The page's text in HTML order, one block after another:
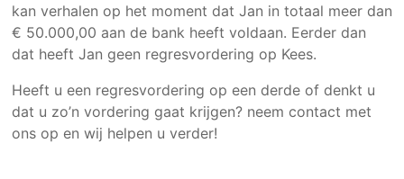
kan verhalen op het moment dat Jan in totaal meer dan
€ 50.000,00 aan de bank heeft voldaan. Eerder dan
dat heeft Jan geen regresvordering op Kees.
Heeft u een regresvordering op een derde of denkt u
dat u zo’n vordering gaat krijgen? neem contact met
ons op en wij helpen u verder!